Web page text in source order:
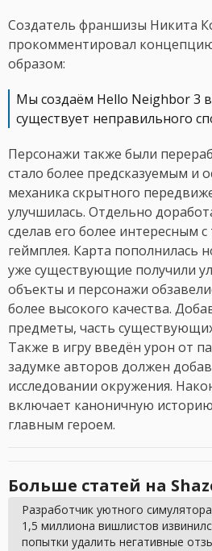
Создатель франшизы Никита
прокомментировал
образом:
Мы создаём Hello Neighbor 3
существует неправильного
Персонажи также были
стало более предсказуемым и
механика скрытного
улучшилась. Отдельно
сделав его более интересным с
геймплея. Карта пополнилась
уже существующие получили
объекты и персонажи
более высокого качества.
предметы, часть
Также в игру введён урон от
задумке авторов должен
исследовании окружения.
включает каноничную
главным героем.
Больше статей на
Разработчик уютного
1,5 миллиона вишлистов
попытки удалить негативные